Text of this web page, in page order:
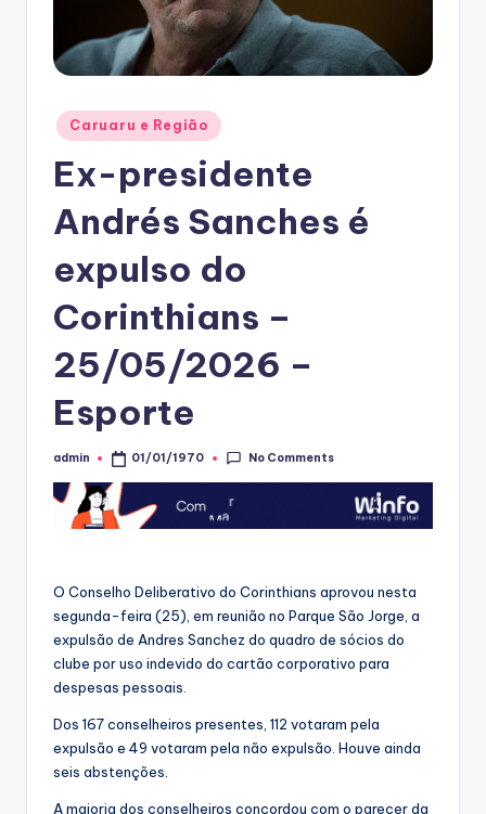
Posted
in
Caruaru e Região
Ex-presidente
Andrés Sanches é
expulso do
Corinthians –
25/05/2026 –
Esporte
Posted
admin 01/01/1970 No Comments
O Conselho Deliberativo do Corinthians aprovou nesta
segunda-feira (25), em reunião no Parque São Jorge, a
expulsão de Andres Sanchez do quadro de sócios do
clube por uso indevido do cartão corporativo para
despesas pessoais.
Dos 167 conselheiros presentes, 112 votaram pela
expulsão e 49 votaram pela não expulsão. Houve ainda
seis abstenções.
A maioria dos conselheiros concordou com o parecer da